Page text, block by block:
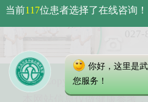
武汉
免费
Copyright 2025 武汉
本网站信息仅做健康参考
当前117位患者选择了在线咨询！
你好，这里是
您服务！